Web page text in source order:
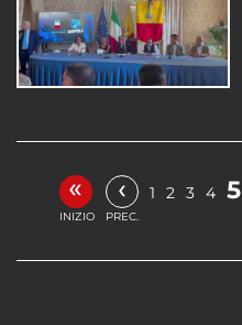
«
INIZIO
‹
PREC.
1 2 3 4 5